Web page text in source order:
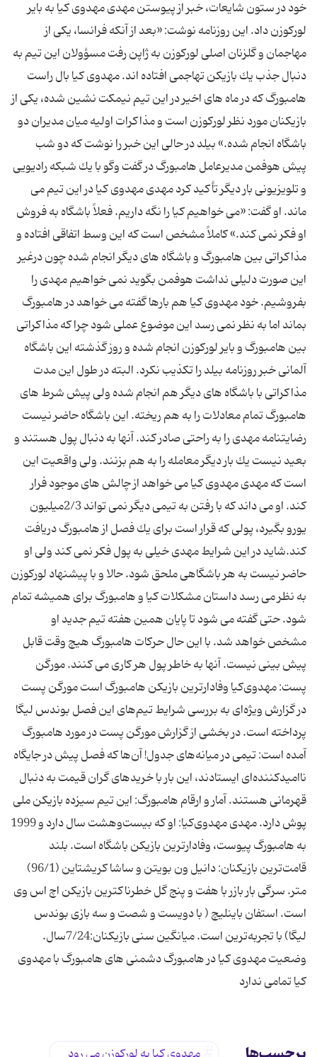
خود در ستون شایعات، خبر از پیوستن مهدى مهدوى كیا به بایر
لوركوزن داد. این روزنامه نوشت: «بعد از آنكه فرانسا، یكى از
مهاجمان و گلزنان اصلى لوركوزن به ژاپن رفت مسؤولان این تیم به
دنبال جذب یك بازیكن تهاجمى افتاده اند. مهدوى كیا بال راست
هامبورگ كه در ماه هاى اخیر در این تیم نیمكت نشین شده، یكى از
بازیكنان مورد نظر لوركوزن است و مذاكرات اولیه میان مدیران دو
باشگاه انجام شده.» بیلد در حالى این خبر را نوشت كه دو شب
پیش هوفمن مدیرعامل هامبورگ در گفت وگو با یك شبكه رادیویى
و تلویزیونى بار دیگر تأكید كرد مهدى مهدوى كیا در این تیم مى
ماند. او گفت: «مى خواهیم كیا را نگه داریم. فعلاً باشگاه به فروش
او فكر نمى كند.» كاملاً مشخص است كه این وسط اتفاقى افتاده و
مذاكراتى بین هامبورگ و باشگاه هاى دیگر انجام شده چون درغیر
این صورت دلیلى نداشت هوفمن بگوید نمى خواهیم مهدى را
بفروشیم. خود مهدوى كیا هم بارها گفته مى خواهد در هامبورگ
بماند اما به نظر نمى رسد این موضوع عملى شود چرا كه مذاكراتى
بین هامبورگ و بایر لوركوزن انجام شده و روز گذشته این باشگاه
آلمانى خبر روزنامه بیلد را تكذیب نكرد. البته در طول این مدت
مذاكراتى با باشگاه هاى دیگر هم انجام شده ولى پیش شرط هاى
هامبورگ تمام معادلات را به هم ریخته. این باشگاه حاضر نیست
رضایتنامه مهدى را به راحتى صادر كند. آنها به دنبال پول هستند و
بعید نیست یك بار دیگر معامله را به هم بزنند. ولى واقعیت این
است كه مهدى مهدوى كیا مى خواهد از چالش هاى موجود فرار
كند. او مى داند كه با رفتن به تیمى دیگر نمى تواند 2/3میلیون
یورو بگیرد، پولى كه قرار است براى یك فصل از هامبورگ دریافت
كند.شاید در این شرایط مهدى خیلى به پول فكر نمى كند ولى او
حاضر نیست به هر باشگاهى ملحق شود. حالا و با پیشنهاد لوركوزن
به نظر مى رسد داستان مشكلات كیا و هامبورگ براى همیشه تمام
شود. حتى گفته مى شود تا پایان همین هفته تیم جدید او
مشخص خواهد شد. با این حال حركات هامبورگ هیچ وقت قابل
پیش بینى نیست. آنها به خاطر پول هر كارى مى كنند. مورگن
پست: مهدوی‌كیا وفادارترین بازیكن هامبورگ است مورگن پست
در گزارش ویژه‌ای به بررسی شرایط تیم‌های این فصل بوندس لیگا
پرداخته است. در بخشی از گزارش مورگن پست در مورد هامبورگ
آمده است: تیمی در میانه‌های جدول! آن‌ها كه فصل پیش در جایگاه
ناامیدكننده‌ای ایستادند، این بار با خریدهای گران قیمت به دنبال
قهرمانی هستند. آمار و ارقام هامبورگ: این تیم سیزده بازیكن ملی
پوش دارد. مهدی مهدوی‌كیا: او كه بیست‌وهشت سال دارد و ‌1999
به هامبورگ پیوست، وفادارترین بازیكن باشگاه است. بلند
قامت‌ترین بازیكنان: دانیل ون بویتن و ساشا كریشتاین (96/1)
متر. سرگی بار بازر با هفت و پنج گل خطرناكترین بازیكن اچ اس وی
است. استفان باینلیچ ( با دویست و شصت و سه بازی بوندس
لیگا) با تجربه‌ترین است. میانگین سنی بازیكنان:7/24سال.
وضعیت مهدوی کیا در هامبورگ دشمنی های هامبورگ با مهدوی
کیا تمامی ندارد